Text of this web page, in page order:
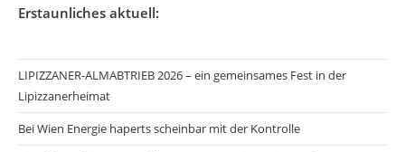
Erstaunliches aktuell:
LIPIZZANER-ALMABTRIEB 2026 – ein gemeinsames Fest in der
Lipizzanerheimat
Bei Wien Energie haperts scheinbar mit der Kontrolle